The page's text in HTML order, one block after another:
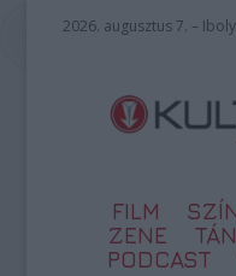
2026. augusztus 7. –
FILM
ZENE
PODCAST